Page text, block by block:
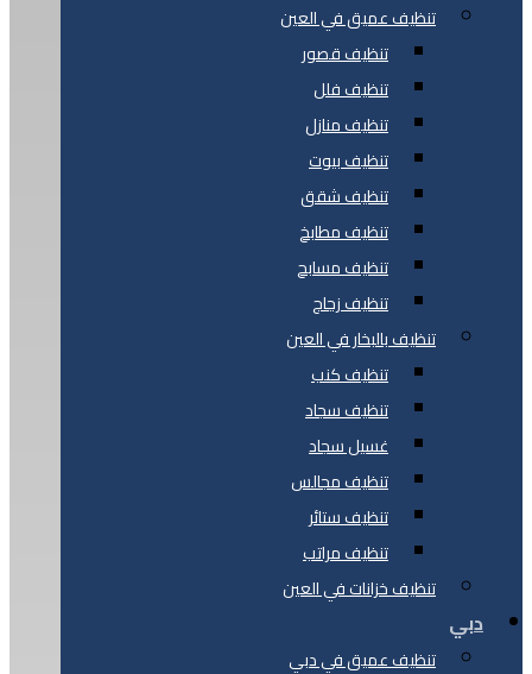
تنظيف عميق في العين
تنظيف قصور
تنظيف فلل
تنظيف منازل
تنظيف بيوت
تنظيف شقق
تنظيف مطابخ
تنظيف مسابح
تنظيف زجاج
تنظيف بالبخار في العين
تنظيف كنب
تنظيف سجاد
غسيل سجاد
تنظيف مجالس
تنظيف ستائر
تنظيف مراتب
تنظيف خزانات في العين
دبي
تنظيف عميق في دبي